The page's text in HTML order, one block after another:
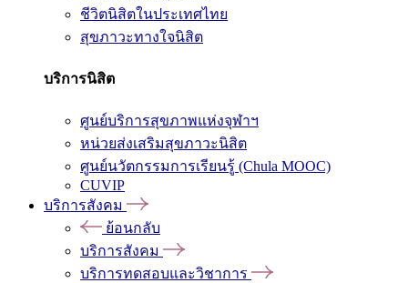
ชีวิตนิสิตในประเทศไทย
สุขภาวะทางใจนิสิต
บริการนิสิต
ศูนย์บริการสุขภาพแห่งจุฬาฯ
หน่วยส่งเสริมสุขภาวะนิสิต
ศูนย์นวัตกรรมการเรียนรู้ (Chula MOOC)
CUVIP
บริการสังคม
ย้อนกลับ
บริการสังคม
บริการทดสอบและวิชาการ